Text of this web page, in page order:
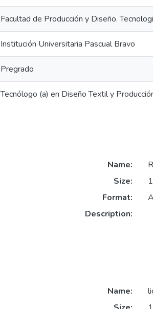
Facultad de Producción y Diseño.
Institución Universitaria Pascual Bravo
Pregrado
Tecnólogo (a) en Diseño Textil y
Name:
Size:
Format:
Description:
Name: